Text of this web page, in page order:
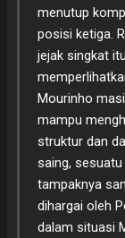
menutup
posisi ketiga.
jejak singkat itu
Mourinho
mampu
struktur dan
saing, sesuatu
tampaknya
dihargai oleh
dalam situasi